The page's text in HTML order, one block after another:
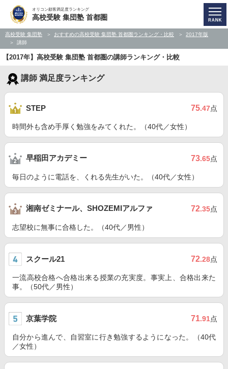
オリコン顧客満足度ランキング
高校受験 集団塾 首都圏
高校受験 集団塾 おすすめの高校受験 集団塾 首都圏ランキング・比較
2017年版
講師
【2017年】高校受験 集団塾 首都圏の講師ランキング・比較
講師 満足度ランキング
STEP 75.47点
時間外も含め手厚く勉強をみてくれた。（40代／女性）
早稲田アカデミー 73.65点
毎日のように電話を、くれる先生がいた。（40代／女性）
湘南ゼミナール、SHOZEMIアルファ 72.35点
志望校に無事に合格した。（40代／男性）
スクール21 72.28点
一流高校合格へ合格出来る授業の充実度。事実上、合格出来た
事。（50代／男性）
京葉学院 71.91点
自分から進んで、自習室に行き勉強するようになった。（40代
／女性）